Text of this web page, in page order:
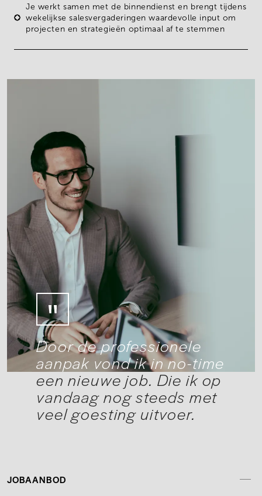
Je werkt samen met de binnendienst en brengt tijdens
wekelijkse salesvergaderingenwaardevolle input om
projecten en strategieën optimaal af te stemmen
Door de professionele
aanpak vond ik in no-time
een nieuwe job. Die ik op
vandaag nog steeds met
veel goesting uitvoer.
JOBAANBOD